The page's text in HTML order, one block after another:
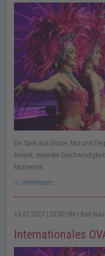
Ein Spiel aus Grazie, Mut und
Artistik, rasender
Momenten.
Weiterlesen …
13.01.2027 | 20:00 Uhr | Bad
Internationales